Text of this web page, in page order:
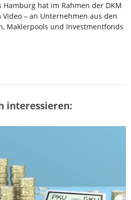
Hamburg hat im Rahmen der DKM
– an Unternehmen aus den
Maklerpools und Investmentfonds
interessieren: